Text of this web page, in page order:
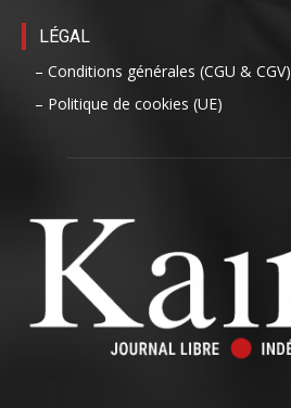
LÉGAL
– Conditions générales (CGU & CGV)
– Politique de cookies (UE)